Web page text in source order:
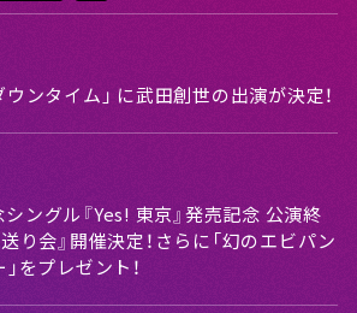
ンタイム」 に武田創世の出演が決定！
ングル『Yes! 東京』発売記念 公演終
り会』開催決定！さらに「幻のエビパン
をプレゼント！